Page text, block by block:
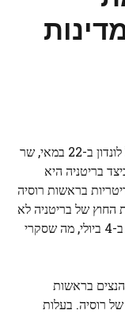
כשנשא את הנאום המרכזי לוועידת ההגנה של לונדון ב-22 במאי, שר
בריטניה היא
בראשות רוסיה
החוץ של בריטניה לא
תשתנה כאשר מפלגת הלייבור תנצח בבחירות ב-4 ביולי, מה שסקרי
בראשות
רוסיה. בעלות